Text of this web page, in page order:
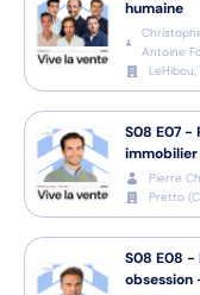
humaine
Antoine
S08 E07 -
immobilier
Pierre
Pretto (
S08 E08 -
obsession